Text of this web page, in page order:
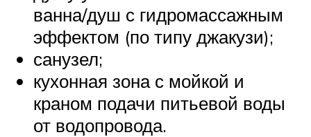
ванна/душ с гидромассажным
эффектом (по типу джакузи);
санузел;
кухонная зона с мойкой и
краном подачи питьевой воды
от водопровода.